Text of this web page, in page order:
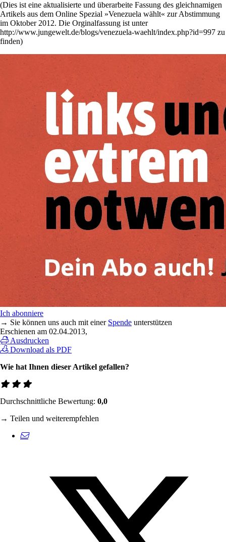
(Dies ist eine aktualisierte und überarbeite Fassung des gleichnamigen
Artikels aus dem Online Spezial »Venezuela wählt« zur Abstimmung
im Oktober 2012. Die Orginalfassung ist unter
http://www.jungewelt.de/blogs/venezuela-waehlt/index.php?id=997 zu
finden)
Ich abonniere
→ Sie können uns auch mit einer Spende unterstützen
Erschienen am 02.04.2013,
Ausdrucken
Download als PDF
Wie hat Ihnen dieser Artikel gefallen?
Durchschnittliche Bewertung: 0,0
→ Teilen und weiterempfehlen